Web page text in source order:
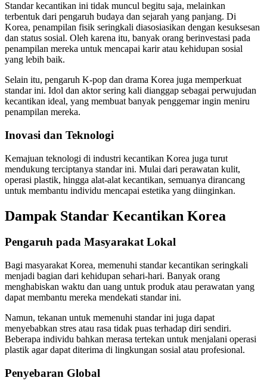
Standar kecantikan ini tidak muncul begitu saja, melainkan
terbentuk dari pengaruh budaya dan sejarah yang panjang. Di
Korea, penampilan fisik seringkali diasosiasikan dengan kesuksesan
dan status sosial. Oleh karena itu, banyak orang berinvestasi pada
penampilan mereka untuk mencapai karir atau kehidupan sosial
yang lebih baik.
Selain itu, pengaruh K-pop dan drama Korea juga memperkuat
standar ini. Idol dan aktor sering kali dianggap sebagai perwujudan
kecantikan ideal, yang membuat banyak penggemar ingin meniru
penampilan mereka.
Inovasi dan Teknologi
Kemajuan teknologi di industri kecantikan Korea juga turut
mendukung terciptanya standar ini. Mulai dari perawatan kulit,
operasi plastik, hingga alat-alat kecantikan, semuanya dirancang
untuk membantu individu mencapai estetika yang diinginkan.
Dampak Standar Kecantikan Korea
Pengaruh pada Masyarakat Lokal
Bagi masyarakat Korea, memenuhi standar kecantikan seringkali
menjadi bagian dari kehidupan sehari-hari. Banyak orang
menghabiskan waktu dan uang untuk produk atau perawatan yang
dapat membantu mereka mendekati standar ini.
Namun, tekanan untuk memenuhi standar ini juga dapat
menyebabkan stres atau rasa tidak puas terhadap diri sendiri.
Beberapa individu bahkan merasa tertekan untuk menjalani operasi
plastik agar dapat diterima di lingkungan sosial atau profesional.
Penyebaran Global